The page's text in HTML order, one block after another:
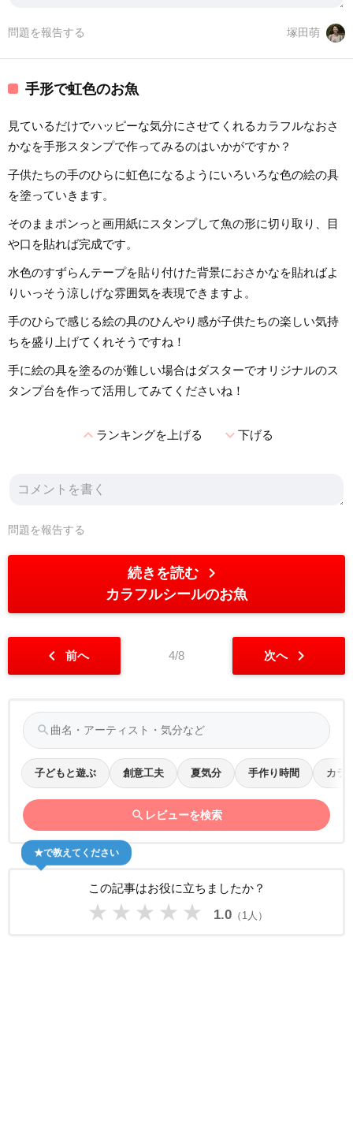
塚田萌
問題を報告する
手形で虹色のお魚
見ているだけでハッピーな気分にさせてくれるカラフルなおさ
かなを手形スタンプで作ってみるのはいかがですか？
子供たちの手のひらに虹色になるようにいろいろな色の絵の具
を塗っていきます。
そのままポンっと画用紙にスタンプして魚の形に切り取り、目
や口を貼れば完成です。
水色のすずらんテープを貼り付けた背景におさかなを貼ればよ
りいっそう涼しげな雰囲気を表現できますよ。
手のひらで感じる絵の具のひんやり感が子供たちの楽しい気持
ちを盛り上げてくれそうですね！
手に絵の具を塗るのが難しい場合はダスターでオリジナルのス
タンプ台を作って活用してみてくださいね！
expand_lessランキングを上げる expand_more下げる
問題を報告する
続きを読む chevron_right
カラフルシールのお魚
chevron_left 前へ 4/8 次へ chevron_right
search
子どもと遊ぶ 創意工夫 夏気分 手作り時間 カラ
search レビューを検索
この記事はお役に立ちましたか？
★ ★ ★ ★ ★ 1.0（1人）
★で教えてください